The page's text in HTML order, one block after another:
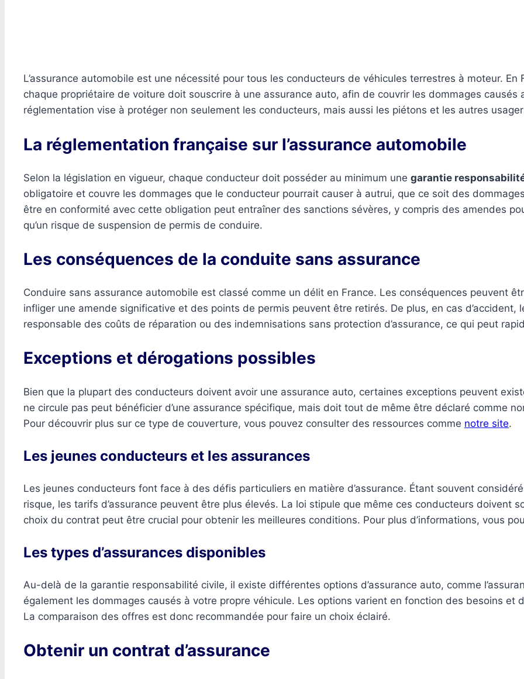
L’assurance automobile est une nécessité pour tous les conducteurs de véhicules terrestres à moteur. En
chaque propriétaire de voiture doit souscrire à une assurance auto, afin de couvrir les dommages causés
réglementation vise à protéger non seulement les conducteurs, mais aussi les piétons et les autres
La réglementation française sur l’assurance automobile
Selon la législation en vigueur, chaque conducteur doit posséder au minimum une garantie
obligatoire et couvre les dommages que le conducteur pourrait causer à autrui, que ce soit des
être en conformité avec cette obligation peut entraîner des sanctions sévères, y compris des amendes
qu’un risque de suspension de permis de conduire.
Les conséquences de la conduite sans assurance
Conduire sans assurance automobile est classé comme un délit en France. Les conséquences peuvent
infliger une amende significative et des points de permis peuvent être retirés. De plus, en cas d’accident,
responsable des coûts de réparation ou des indemnisations sans protection d’assurance, ce qui peut
Exceptions et dérogations possibles
Bien que la plupart des conducteurs doivent avoir une assurance auto, certaines exceptions peuvent
ne circule pas peut bénéficier d’une assurance spécifique, mais doit tout de même être déclaré comme
Pour découvrir plus sur ce type de couverture, vous pouvez consulter des ressources comme notre site.
Les jeunes conducteurs et les assurances
Les jeunes conducteurs font face à des défis particuliers en matière d’assurance. Étant souvent
risque, les tarifs d’assurance peuvent être plus élevés. La loi stipule que même ces conducteurs doivent
choix du contrat peut être crucial pour obtenir les meilleures conditions. Pour plus d’informations, vous
Les types d’assurances disponibles
Au-delà de la garantie responsabilité civile, il existe différentes options d’assurance auto, comme
également les dommages causés à votre propre véhicule. Les options varient en fonction des besoins et
La comparaison des offres est donc recommandée pour faire un choix éclairé.
Obtenir un contrat d’assurance